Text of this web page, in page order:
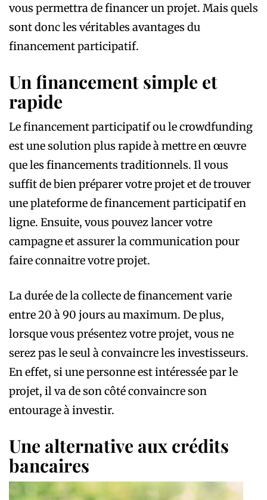
vous permettra de financer un projet. Mais quels
sont donc les véritables avantages du
financement participatif.
Un financement simple et
rapide
Le financement participatif ou le crowdfunding
est une solution plus rapide à mettre en œuvre
que les financements traditionnels. Il vous
suffit de bien préparer votre projet et de trouver
une plateforme de financement participatif en
ligne. Ensuite, vous pouvez lancer votre
campagne et assurer la communication pour
faire connaitre votre projet.
La durée de la collecte de financement varie
entre 20 à 90 jours au maximum. De plus,
lorsque vous présentez votre projet, vous ne
serez pas le seul à convaincre les investisseurs.
En effet, si une personne est intéressée par le
projet, il va de son côté convaincre son
entourage à investir.
Une alternative aux crédits
bancaires